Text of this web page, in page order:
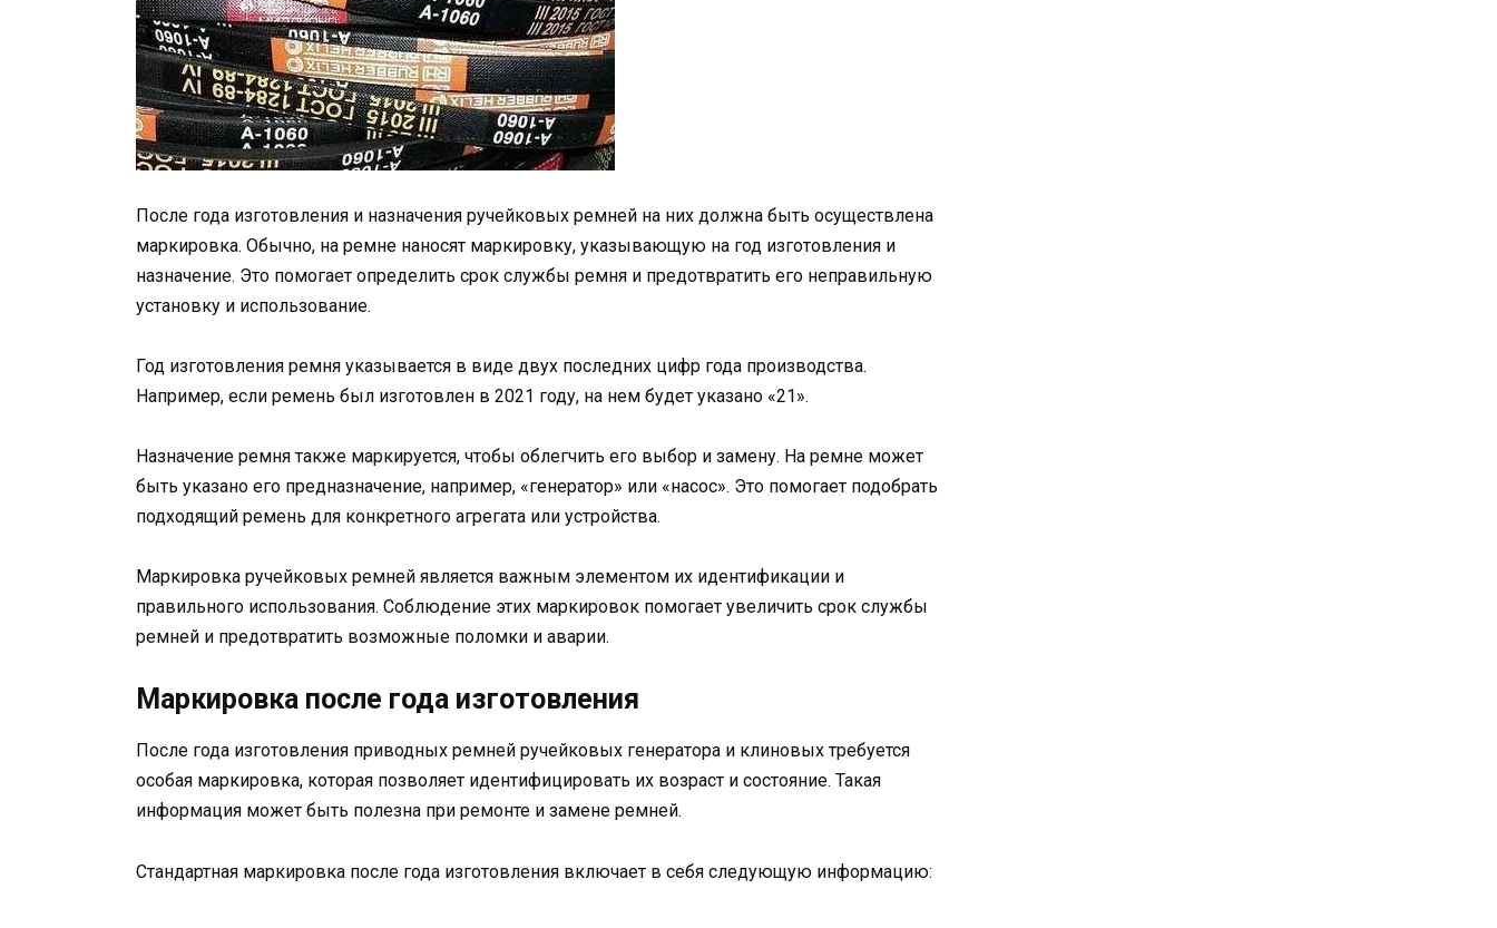
После года изготовления и назначения ручейковых ремней на них должна быть осуществлена
маркировка. Обычно, на ремне наносят маркировку, указывающую на год изготовления и
назначение. Это помогает определить срок службы ремня и предотвратить его неправильную
установку и использование.
Год изготовления ремня указывается в виде двух последних цифр года производства.
Например, если ремень был изготовлен в 2021 году, на нем будет указано «21».
Назначение ремня также маркируется, чтобы облегчить его выбор и замену. На ремне может
быть указано его предназначение, например, «генератор» или «насос». Это помогает подобрать
подходящий ремень для конкретного агрегата или устройства.
Маркировка ручейковых ремней является важным элементом их идентификации и
правильного использования. Соблюдение этих маркировок помогает увеличить срок службы
ремней и предотвратить возможные поломки и аварии.
Маркировка после года изготовления
После года изготовления приводных ремней ручейковых генератора и клиновых требуется
особая маркировка, которая позволяет идентифицировать их возраст и состояние. Такая
информация может быть полезна при ремонте и замене ремней.
Стандартная маркировка после года изготовления включает в себя следующую информацию: